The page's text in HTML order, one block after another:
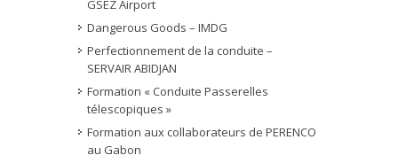
GSEZ Airport
Dangerous Goods – IMDG
Perfectionnement de la conduite –
SERVAIR ABIDJAN
Formation « Conduite Passerelles
télescopiques »
Formation aux collaborateurs de PERENCO
au Gabon